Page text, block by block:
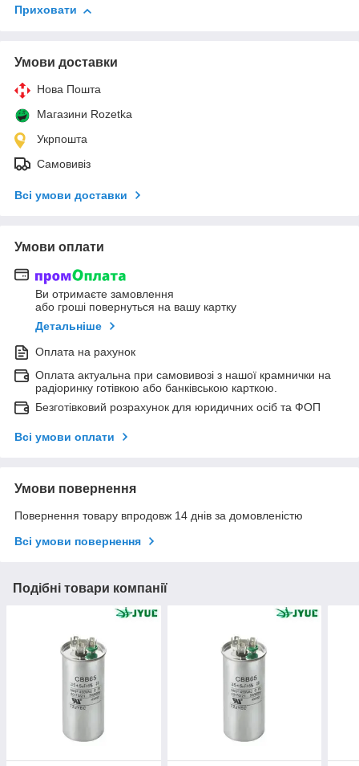
Приховати
Умови доставки
Нова Пошта
Магазини Rozetka
Укрпошта
Самовивіз
Всі умови доставки
Умови оплати
Ви отримаєте замовлення
або гроші повернуться на вашу картку
Детальніше
Оплата на рахунок
Оплата актуальна при самовивозі з нашої крамнички на
радіоринку готівкою або банківською карткою.
Безготівковий розрахунок для юридичних осіб та ФОП
Всі умови оплати
Умови повернення
Повернення товару впродовж 14 днів за домовленістю
Всі умови повернення
Подібні товари компанії